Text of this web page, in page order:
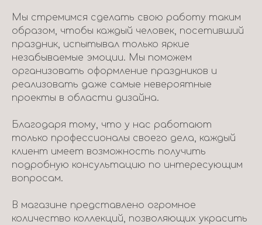
Мы стремимся сделать свою работу таким
образом, чтобы каждый человек, посетивший
праздник, испытывал только яркие
незабываемые эмоции. Мы поможем
организовать оформление праздников и
реализовать даже самые невероятные
проекты в области дизайна.
Благодаря тому, что у нас работают
только профессионалы своего дела, каждый
клиент имеет возможность получить
подробную консультацию по интересующим
вопросам.
В магазине представлено огромное
количество коллекций, позволяющих украсить